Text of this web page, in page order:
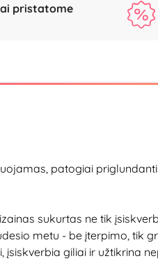
pristatome
patogiai
sukurtas ne tik
metu - be įterpimo, tik
įsiskverbia giliai ir užtikrina